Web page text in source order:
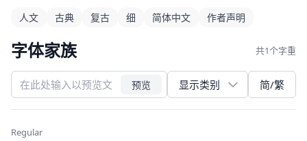
人文 古典 复古 细 简体中文 作者声明
字体家族 共1个字重
预览 简/繁
Regular